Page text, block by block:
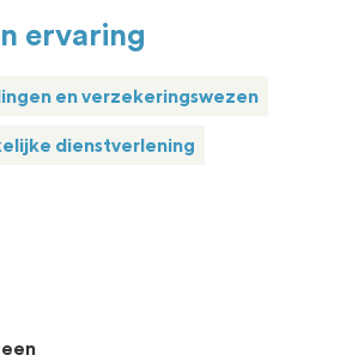
ervaring
en verzekeringswezen
dienstverlening